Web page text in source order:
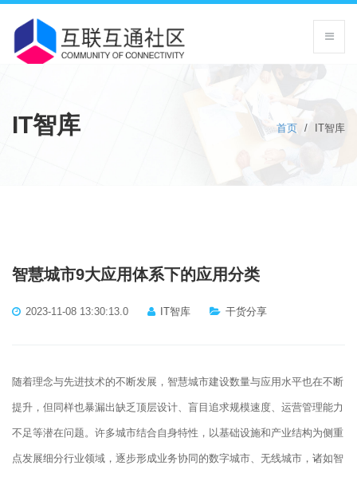
IT智库 首页 / IT智库
智慧城市9大应用体系下的应用分类
2023-11-08 13:30:13.0 IT智库 干货分享
随着理念与先进技术的不断发展，智慧城市建设数量与应用水平也在不断
提升，但同样也暴漏出缺乏顶层设计、盲目追求规模速度、运营管理能力
不足等潜在问题。许多城市结合自身特性，以基础设施和产业结构为侧重
点发展细分行业领域，逐步形成业务协同的数字城市、无线城市，诸如智